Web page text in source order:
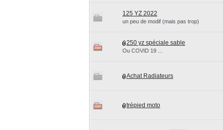
125 YZ 2022
un peu de modif (mais pas trop)
250 yz spéciale sable
Ou COVID 19 ...
Achat Radiateurs
trépied moto